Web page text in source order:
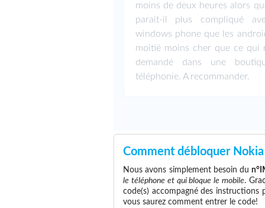
moins de deux heures alors
parait-il plus compliqué
windows phone que les
moitié moins cher que ce qui
demandé dans une
téléphonie. A recommander.
Comment débloquer
Nous avons simplement besoin du
le téléphone et qui bloque le mobile.
code(s) accompagné des instructions
vous saurez comment entrer le code!